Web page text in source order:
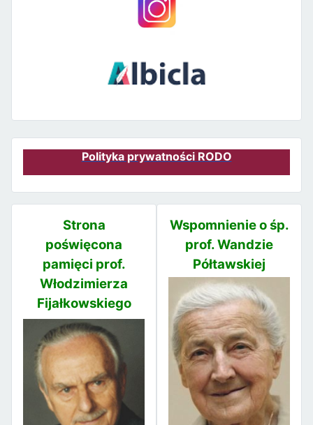
Polityka prywatności RODO
Strona
poświęcona
pamięci prof.
Włodzimierza
Fijałkowskiego
Wspomnienie o śp.
prof. Wandzie
Półtawskiej